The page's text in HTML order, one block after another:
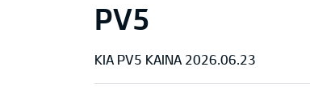
PV5
KIA PV5 KAINA 2026.06.23